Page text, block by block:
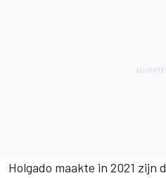
Holgado maakte in 2021 zijn